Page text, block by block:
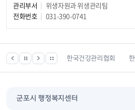
관리부서
위생자원과 위생관리팀
전화번호
031-390-0741
찾기서비스 한국건강관리협회 한국가
군포시 행정복지센터